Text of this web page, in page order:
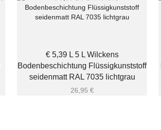
€ 5,39 L 5 L Wilckens
Bodenbeschichtung Flüssigkunststoff
seidenmatt RAL 7035 lichtgrau
26,95 €